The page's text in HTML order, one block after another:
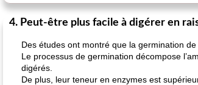
4. Peut-être plus facile à digérer en
Des études ont montré que la germination
Le processus de germination décompose
digérés.
De plus, leur teneur en enzymes est